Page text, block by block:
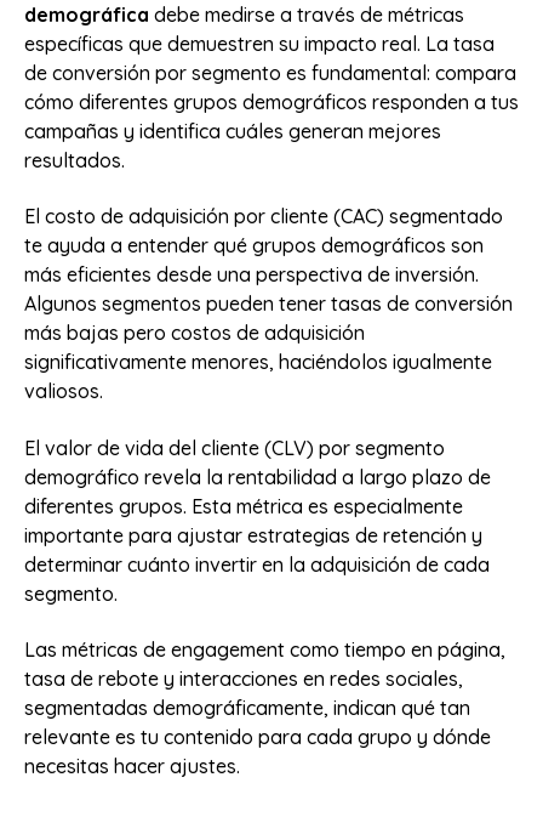
demográfica debe medirse a través de métricas
específicas que demuestren su impacto real. La tasa
de conversión por segmento es fundamental: compara
cómo diferentes grupos demográficos responden a tus
campañas y identifica cuáles generan mejores
resultados.
El costo de adquisición por cliente (CAC) segmentado
te ayuda a entender qué grupos demográficos son
más eficientes desde una perspectiva de inversión.
Algunos segmentos pueden tener tasas de conversión
más bajas pero costos de adquisición
significativamente menores, haciéndolos igualmente
valiosos.
El valor de vida del cliente (CLV) por segmento
demográfico revela la rentabilidad a largo plazo de
diferentes grupos. Esta métrica es especialmente
importante para ajustar estrategias de retención y
determinar cuánto invertir en la adquisición de cada
segmento.
Las métricas de engagement como tiempo en página,
tasa de rebote y interacciones en redes sociales,
segmentadas demográficamente, indican qué tan
relevante es tu contenido para cada grupo y dónde
necesitas hacer ajustes.